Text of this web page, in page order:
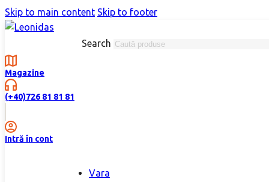
Skip to main content Skip to footer
Search
Magazine
(+40)726 81 81 81
Intră în cont
Vara